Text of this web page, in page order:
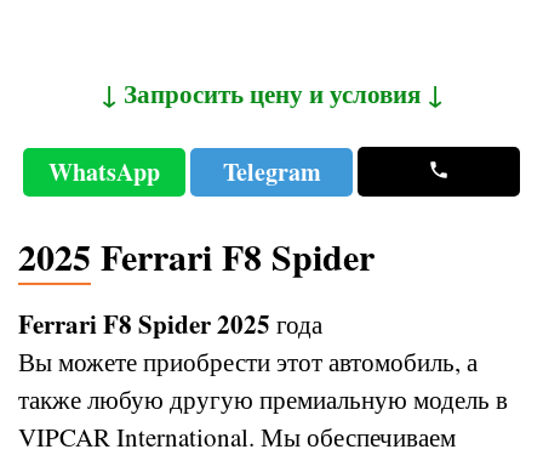
↓ Запросить цену и условия ↓
WhatsApp Telegram
2025 Ferrari F8 Spider
Ferrari F8 Spider 2025 года
Вы можете приобрести этот автомобиль, а
также любую другую премиальную модель в
VIPCAR International. Мы обеспечиваем